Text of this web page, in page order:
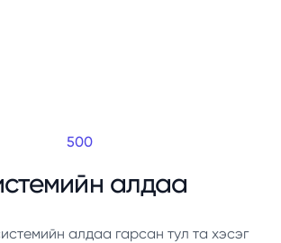
500
алдаа
алдаа гарсан тул та хэсэг